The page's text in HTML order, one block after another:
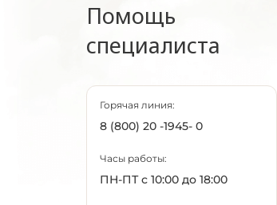
Помощь
специалиста
Горячая линия:
8 (800) 20 -1945- 0
Часы работы:
ПН-ПТ с 10:00 до 18:00